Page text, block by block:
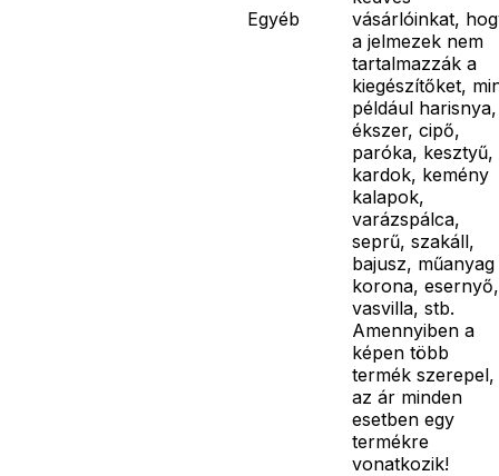
Egyéb
vásárlóinkat,
a jelmezek nem
tartalmazzák a
kiegészítőket,
például harisnya,
ékszer, cipő,
paróka, kesztyű,
kardok, kemény
kalapok,
varázspálca,
seprű, szakáll,
bajusz, műanyag
korona, esernyő,
vasvilla, stb.
Amennyiben a
képen több
termék szerepel,
az ár minden
esetben egy
termékre
vonatkozik!